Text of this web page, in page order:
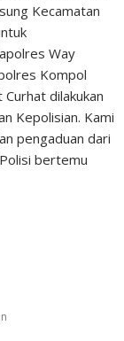
Kecamatan
Way
Kompol
Curhat dilakukan
Kepolisian. Kami
pengaduan dari
bertemu